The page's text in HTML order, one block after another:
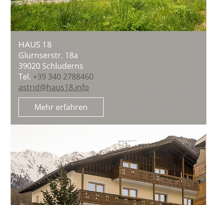
HAUS 18
Glurnserstr. 18a
39020Schluderns
Tel. +39 340 2788460
astrid@haus18.info
Mehr erfahren